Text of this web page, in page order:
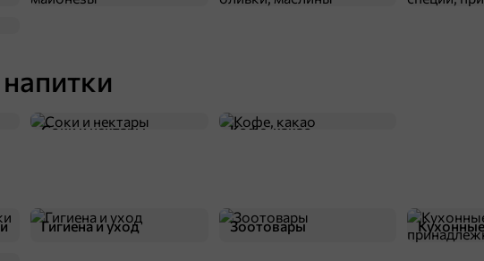
специи,
Соки и нектары Кофе, какао
Гигиена и уход Зоотовары